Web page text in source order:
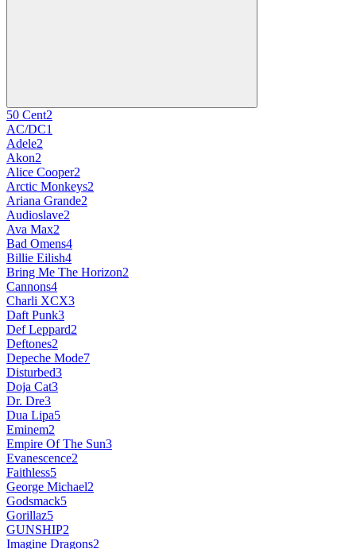
50 Cent2
AC/DC1
Adele2
Akon2
Alice Cooper2
Arctic Monkeys2
Ariana Grande2
Audioslave2
Ava Max2
Bad Omens4
Billie Eilish4
Bring Me The Horizon2
Cannons4
Charli XCX3
Daft Punk3
Def Leppard2
Deftones2
Depeche Mode7
Disturbed3
Doja Cat3
Dr. Dre3
Dua Lipa5
Eminem2
Empire Of The Sun3
Evanescence2
Faithless5
George Michael2
Godsmack5
Gorillaz5
GUNSHIP2
Imagine Dragons2